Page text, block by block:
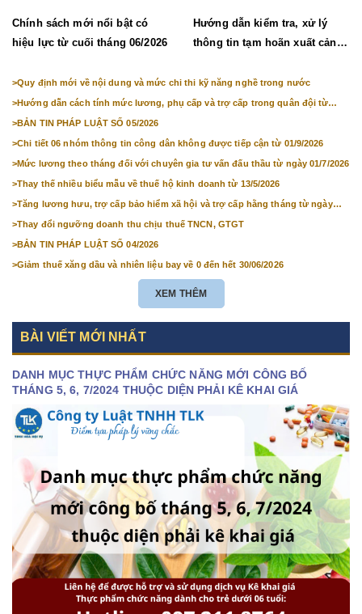
Chính sách mới nổi bật có
hiệu lực từ cuối tháng 06/2026
Hướng dẫn kiểm tra, xử lý
thông tin tạm hoãn xuất cảnh,
>Quy định mới về nội dung và mức chi thi kỹ năng nghề trong nước
>Hướng dẫn cách tính mức lương, phụ cấp và trợ cấp trong quân đội từ
>BẢN TIN PHÁP LUẬT SỐ 05/2026
>Chi tiết 06 nhóm thông tin công dân không được tiếp cận từ 01/9/2026
>Mức lương theo tháng đối với chuyên gia tư vấn đấu thầu từ ngày 01/7/2026
>Thay thế nhiều biểu mẫu về thuế hộ kinh doanh từ 13/5/2026
>Tăng lương hưu, trợ cấp bảo hiểm xã hội và trợ cấp hằng tháng từ ngày
>Thay đổi ngưỡng doanh thu chịu thuế TNCN, GTGT
>BẢN TIN PHÁP LUẬT SỐ 04/2026
>Giảm thuế xăng dầu và nhiên liệu bay về 0 đến hết 30/06/2026
XEM THÊM
BÀI VIẾT MỚI NHẤT
DANH MỤC THỰC PHẨM CHỨC NĂNG MỚI CÔNG BỐ
THÁNG 5, 6, 7/2024 THUỘC DIỆN PHẢI KÊ KHAI GIÁ